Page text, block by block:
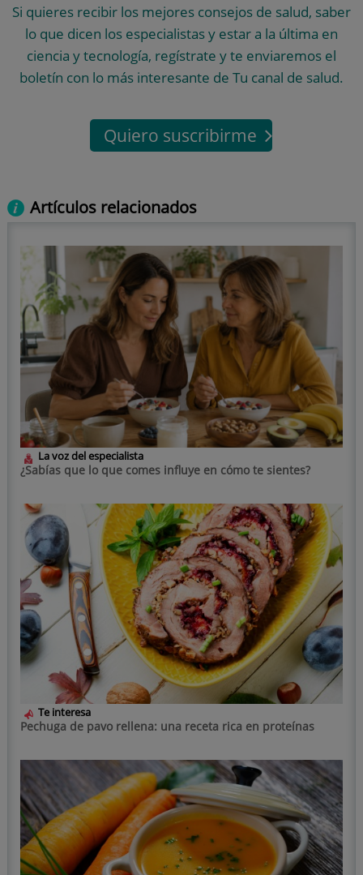
Si quieres recibir los mejores consejos de salud, saber
lo que dicen los especialistas y estar a la última en
ciencia y tecnología, regístrate y te enviaremos el
boletín con lo más interesante de Tu canal de salud.
Quiero suscribirme
Artículos relacionados
La voz del especialista
¿Sabías que lo que comes influye en cómo te sientes?
Te interesa
Pechuga de pavo rellena: una receta rica en proteínas